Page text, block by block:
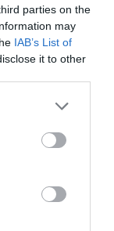
parties on the
may
IAB’s List of
it to other
καλοκαιριού
με τον Λιβάι